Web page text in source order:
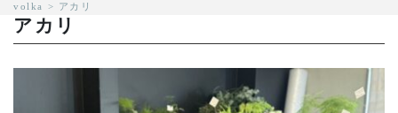
volka > アカリ
アカリ